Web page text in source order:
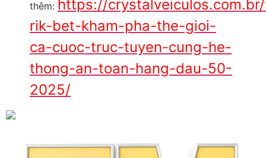
thêm: https://
rik-bet-kham-pha-the-gioi-
ca-cuoc-truc-tuyen-cung-he-
thong-an-toan-hang-dau-50-
2025/